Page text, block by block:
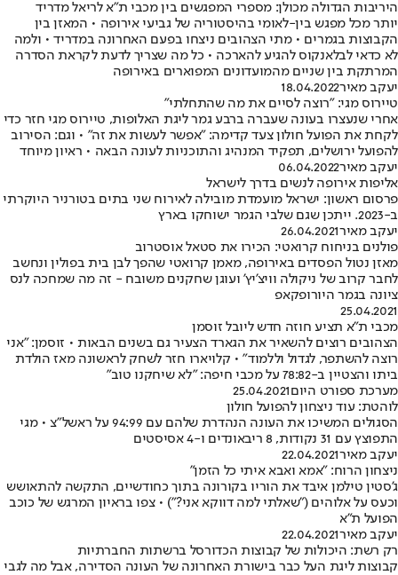
היריבות הגדולה מכולן: מספרי המפגשים בין מכבי ת"א לריאל מדריד
יותר מכל מפגש בין-לאומי בהיסטוריה של גביעי אירופה • המאזן בין
הקבוצות בגמרים • מתי הצהובים ניצחו בפעם האחרונה במדריד • ולמה
לא כדאי לבלאנקוס להגיע להארכה • כל מה שצריך לדעת לקראת הסדרה
המרתקת בין שניים מהמועדונים המפוארים באירופה
יעקב מאיר18.04.2022
טיירוס מגי: "רוצה לסיים את מה שהתחלתי"
אחרי שנעצרו בעונה שעברה ברבע גמר ליגת האלופות, טיירוס מגי חזר כדי
לקחת את הפועל חולון צעד קדימה: "אפשר לעשות את זה" • וגם: הסירוב
להפועל ירושלים, תפקיד המנהיג והתוכניות לעונה הבאה • ראיון מיוחד
יעקב מאיר06.04.2022
אליפות אירופה לנשים בדרך לישראל
פרסום ראשון: ישראל מועמדת מובילה לאירוח שני בתים בטורניר היוקרתי
ב-2023. ייתכן שגם שלבי הגמר ישוחקו בארץ
יעקב מאיר26.04.2021
פולנים בניחוח קרואטי: הכירו את סטאל אוסטרוב
מאזן נטול הפסדים באירופה, מאמן קרואטי שהפך לבן בית בפולין ונחשב
לחבר קרוב של ניקולה וויצ'יץ' ועוגן שחקנים משובח - זה מה שמחכה לנס
ציונה בגמר היורופקאפ
25.04.2021
מכבי ת"א תציע חוזה חדש ליובל זוסמן
הצהובים רוצים להשאיר את הגארד הצעיר גם בשנים הבאות • זוסמן: "אני
רוצה להשתפר, לגדול וללמוד" • קלויארו חזר לשחק לראשונה מאז הולדת
ביתו והצטיין ב-78:82 על מכבי חיפה: "לא שיחקנו טוב"
מערכת ספורט היום25.04.2021
לוהטת: עוד ניצחון להפועל חולון
הסגולים המשיכו את העונה הנהדרת שלהם עם 94:99 על ראשל"צ • מגי
התפוצץ עם 31 נקודות, 8 ריבאונדים ו-4 אסיסטים
יעקב מאיר22.04.2021
ניצחון הרוח: "אמא ואבא איתי כל הזמן"
ג'סטין טילמן איבד את הוריו בקורונה בתוך כחודשיים, התקשה להתאושש
וכעס על אלוהים ("שאלתי למה דווקא אני?") • צפו בראיון המרגש של כוכב
הפועל ת"א
יעקב מאיר22.04.2021
רק רשת: היכולות של קבוצות הכדורסל ברשתות החברתיות
קבוצות ליגת העל כבר בישורת האחרונה של העונה הסדירה, אבל מה לגבי